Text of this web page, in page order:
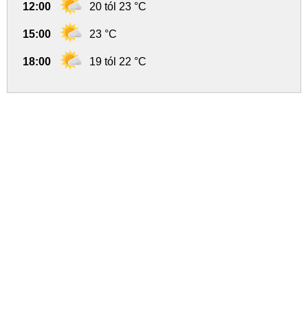
12:00 20 tól 23 °C
15:00 23 °C
18:00 19 tól 22 °C